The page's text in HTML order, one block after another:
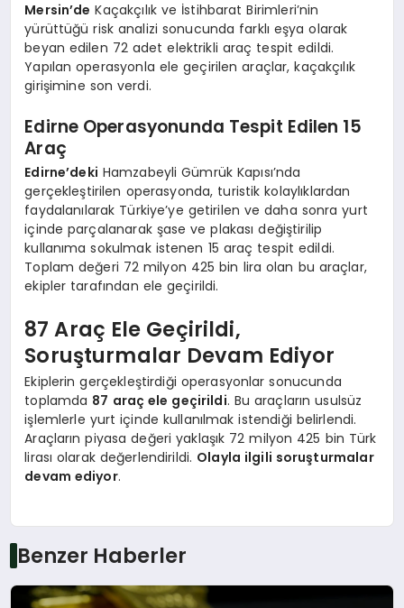
Mersin’de Kaçakçılık ve İstihbarat Birimleri’nin
yürüttüğü risk analizi sonucunda farklı eşya olarak
beyan edilen 72 adet elektrikli araç tespit edildi.
Yapılan operasyonla ele geçirilen araçlar, kaçakçılık
girişimine son verdi.
Edirne Operasyonunda Tespit Edilen 15
Araç
Edirne’deki Hamzabeyli Gümrük Kapısı’nda
gerçekleştirilen operasyonda, turistik kolaylıklardan
faydalanılarak Türkiye’ye getirilen ve daha sonra yurt
içinde parçalanarak şase ve plakası değiştirilip
kullanıma sokulmak istenen 15 araç tespit edildi.
Toplam değeri 72 milyon 425 bin lira olan bu araçlar,
ekipler tarafından ele geçirildi.
87 Araç Ele Geçirildi,
Soruşturmalar Devam Ediyor
Ekiplerin gerçekleştirdiği operasyonlar sonucunda
toplamda 87 araç ele geçirildi. Bu araçların usulsüz
işlemlerle yurt içinde kullanılmak istendiği belirlendi.
Araçların piyasa değeri yaklaşık 72 milyon 425 bin Türk
lirası olarak değerlendirildi. Olayla ilgili soruşturmalar
devam ediyor.
Benzer Haberler